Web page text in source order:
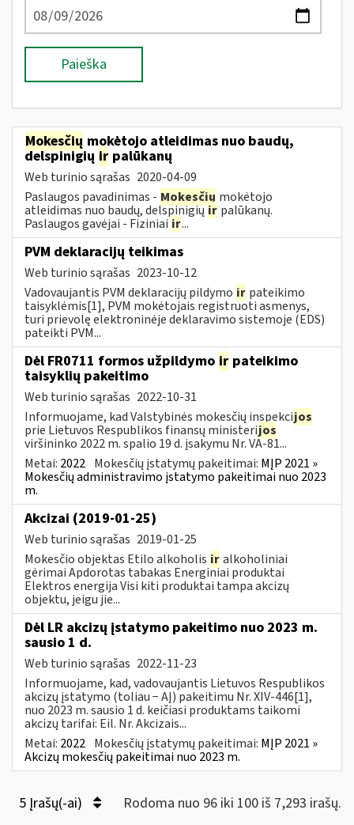
Paieška
Mokesčių mokėtojo atleidimas nuo baudų,
delspinigių ir palūkanų
Web turinio sąrašas 2020-04-09
Paslaugos pavadinimas - Mokesčių mokėtojo
atleidimas nuo baudų, delspinigiųir palūkanų.
Paslaugos gavėjai - Fiziniai ir...
PVM deklaracijų teikimas
Web turinio sąrašas 2023-10-12
Vadovaujantis PVM deklaracijų pildymo ir pateikimo
taisyklėmis[1], PVM mokėtojais registruoti asmenys,
turi prievolę elektroninėje deklaravimo sistemoje (EDS)
pateikti PVM...
Dėl FR0711 formos užpildymo ir pateikimo
taisyklių pakeitimo
Web turinio sąrašas 2022-10-31
Informuojame, kad Valstybinės mokesčių inspekcijos
prie Lietuvos Respublikos finansų ministerijos
viršininko 2022 m. spalio 19 d. įsakymu Nr. VA-81...
Metai: 2022 Mokesčių įstatymų pakeitimai: MĮP 2021 »
Mokesčių administravimo įstatymo pakeitimai nuo 2023
m.
Akcizai (2019-01-25)
Web turinio sąrašas 2019-01-25
Mokesčio objektas Etilo alkoholis iralkoholiniai
gėrimai Apdorotas tabakas Energiniai produktai
Elektros energija Visi kiti produktai tampa akcizų
objektu, jeigu jie...
Dėl LR akcizų įstatymo pakeitimo nuo 2023 m.
sausio 1 d.
Web turinio sąrašas 2022-11-23
Informuojame, kad, vadovaujantis Lietuvos Respublikos
akcizų įstatymo (toliau − AĮ) pakeitimu Nr. XIV-446[1],
nuo 2023 m. sausio 1 d. keičiasi produktams taikomi
akcizų tarifai: Eil. Nr. Akcizais...
Metai: 2022 Mokesčių įstatymų pakeitimai: MĮP 2021 »
Akcizų mokesčių pakeitimai nuo 2023 m.
5 Įrašų(-ai) Rodoma nuo 96 iki 100 iš 7,293 irašų.